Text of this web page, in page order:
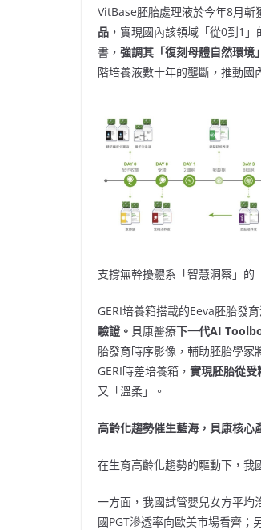
VitBase胚胎處理液於今年8月斬
品 ，實現國內該領域「從0到1
書， 強調其「復刻母體自然環境
階培養液數十年的壟斷，推動國
支撐無幹擾體系「智慧洞察」的
GERI培養箱搭載的Eeva胚胎發
驗證。 貝康醫療下一代AI
胎發育時序影像，輔助胚胎學
GERI時差培養箱， 實現胚胎從受
又「溫柔」。
高齡化趨勢催生藍海，貝康核心
在生育高齡化趨勢的驅動下，我
一方面，我國試管嬰兒女方平均
國PGT滲透率向歐美市場看齊；